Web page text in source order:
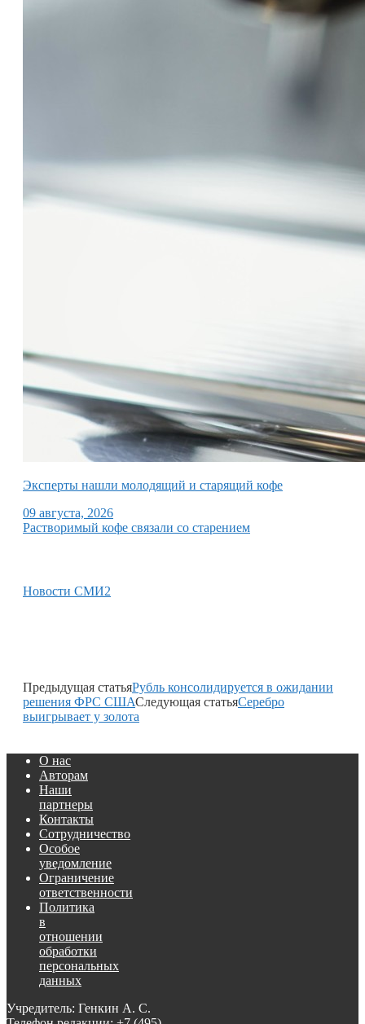
Эксперты нашли молодящий и старящий кофе
09 августа, 2026
Растворимый кофе связали со старением
Новости СМИ2
Предыдущая статьяРубль консолидируется в ожидании
решения ФРС СШАСледующая статьяСеребро
выигрывает у золота
О нас
Авторам
Наши
партнеры
Контакты
Сотрудничество
Особое
уведомление
Ограничение
ответственности
Политика
в
отношении
обработки
персональных
данных
Учредитель: Генкин А. С.